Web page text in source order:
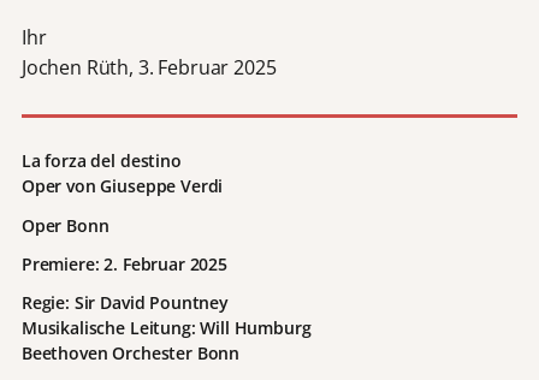
Ihr
Jochen Rüth, 3. Februar 2025
La forza del destino
Oper von Giuseppe Verdi
Oper Bonn
Premiere: 2. Februar 2025
Regie: Sir David Pountney
Musikalische Leitung: Will Humburg
Beethoven Orchester Bonn